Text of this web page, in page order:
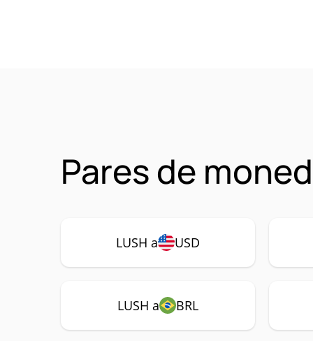
Pares de
LUSH a USD
LUSH a BRL